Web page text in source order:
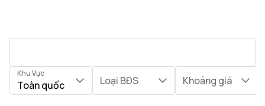
Khu Vực
Toàn quốc Loại BĐS Khoảng giá